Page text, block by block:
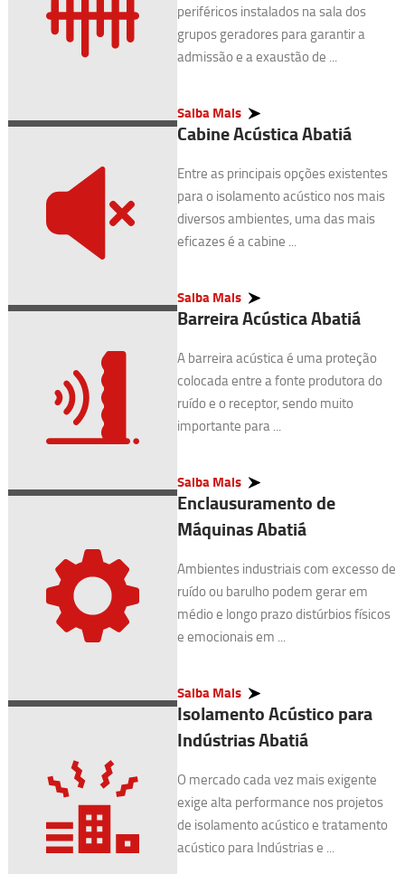
periféricos instalados na sala dos
grupos geradores para garantir a
admissão e a exaustão de ...
Saiba Mais
Cabine Acústica Abatiá
Entre as principais opções existentes
para o isolamento acústico nos mais
diversos ambientes, uma das mais
eficazes é a cabine ...
Saiba Mais
Barreira Acústica Abatiá
A barreira acústica é uma proteção
colocada entre a fonte produtora do
ruído e o receptor, sendo muito
importante para ...
Saiba Mais
Enclausuramento de
Máquinas Abatiá
Ambientes industriais com excesso de
ruído ou barulho podem gerar em
médio e longo prazo distúrbios físicos
e emocionais em ...
Saiba Mais
Isolamento Acústico para
Indústrias Abatiá
O mercado cada vez mais exigente
exige alta performance nos projetos
de isolamento acústico e tratamento
acústico para Indústrias e ...